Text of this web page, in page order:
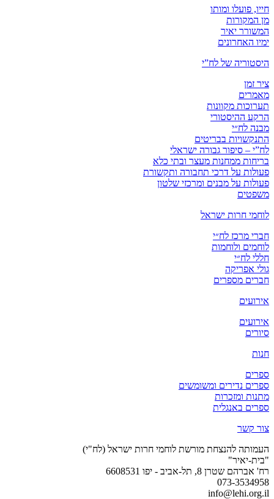
חייו, פועלו ומותו
מן המקורות
המשורר יאיר
ימיו האחרונים
היסטוריה של לח”י
ציר זמן
מאמרים
תערוכות מקוונות
הרקע ההיסטורי
מבנה לח״י
התנקשויות בבריטים
לח”י – סיפור גבורה ישראלי
בריחות ממחנות מעצר ובתי כלא
פעולות על דרכי תחבורה ותקשורת
פעולות על מבנים ומרכזי שלטון
משפטים
לוחמי חרות ישראל
חברי מרכז לח״י
לוחמים ולוחמות
חללי לח״י
גולי אפריקה
חברים מספרים
אירועים
אירועים
סיורים
חנות
ספרים
ספרים נדירים ומשומשים
מתנות ומזכרות
ספרים באנגלית
צור קשר
העמותה להנצחת מורשת לוחמי חרות ישראל (לח"י)
"בית-יאיר"
רח' אברהם שטרן 8, תל-אביב - יפו 6608531
073-3534958
info@lehi.org.il